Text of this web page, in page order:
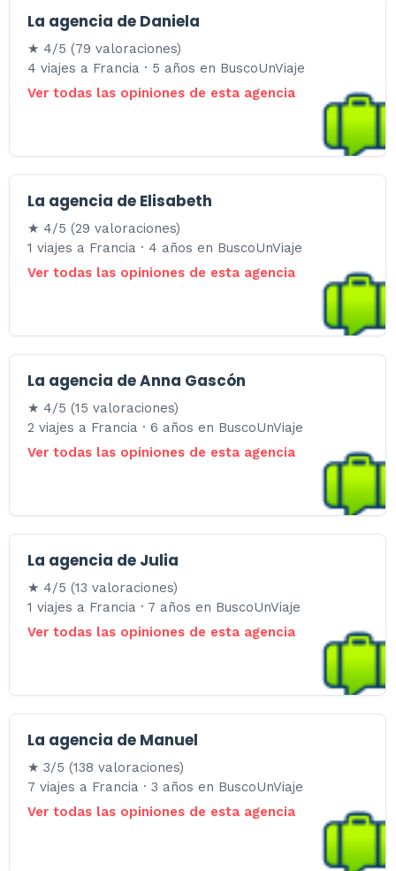
La agencia de Daniela
★ 4/5 (79 valoraciones)
4 viajes a Francia · 5 años en BuscoUnViaje
Ver todas las opiniones de esta agencia
La agencia de Elisabeth
★ 4/5 (29 valoraciones)
1 viajes a Francia · 4 años en BuscoUnViaje
Ver todas las opiniones de esta agencia
La agencia de Anna Gascón
★ 4/5 (15 valoraciones)
2 viajes a Francia · 6 años en BuscoUnViaje
Ver todas las opiniones de esta agencia
La agencia de Julia
★ 4/5 (13 valoraciones)
1 viajes a Francia · 7 años en BuscoUnViaje
Ver todas las opiniones de esta agencia
La agencia de Manuel
★ 3/5 (138 valoraciones)
7 viajes a Francia · 3 años en BuscoUnViaje
Ver todas las opiniones de esta agencia